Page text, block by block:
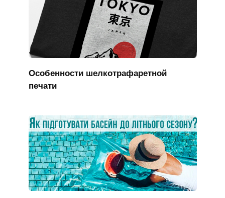
Особенности шелкотрафаретной
печати